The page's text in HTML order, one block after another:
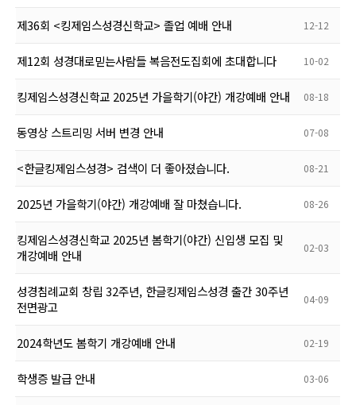
제36회 <킹제임스성경신학교> 졸업 예배 안내 12-12
제12회 성경대로믿는사람들 복음전도집회에 초대합니다 10-02
킹제임스성경신학교 2025년 가을학기(야간) 개강예배 안내 08-18
동영상 스트리밍 서버 변경 안내 07-08
<한글킹제임스성경> 검색이 더 좋아졌습니다. 08-21
2025년 가을학기(야간) 개강예배 잘 마쳤습니다. 08-26
킹제임스성경신학교 2025년 봄학기(야간) 신입생 모집 및
개강예배 안내
02-03
성경침례교회 창립 32주년, 한글킹제임스성경 출간 30주년
전면광고
04-09
2024학년도 봄학기 개강예배 안내 02-19
학생증 발급 안내 03-06